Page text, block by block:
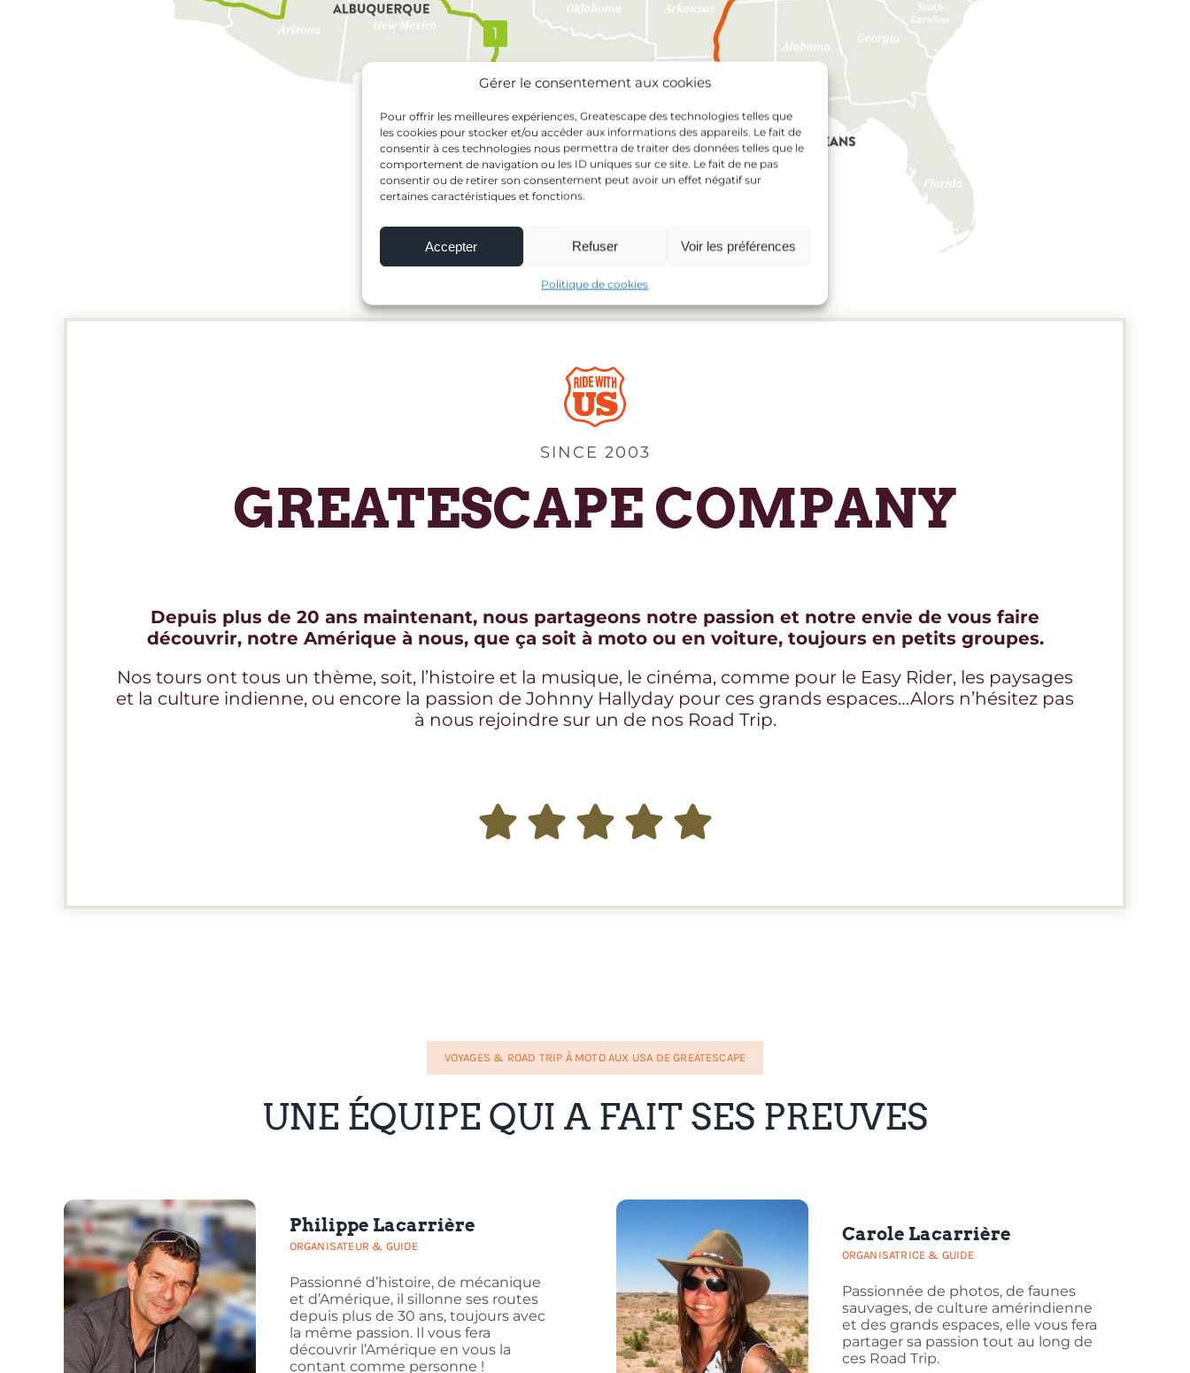
Gérer le consentement aux cookies
Pour offrir les meilleures expériences, Greatescape des technologies telles que
les cookies pour stocker et/ou accéder aux informations des appareils. Le fait de
consentir à ces technologies nous permettra de traiter des données telles que le
comportement de navigation ou les ID uniques sur ce site. Le fait de ne pas
consentir ou de retirer son consentement peut avoir un effet négatif sur
certaines caractéristiques et fonctions.
Accepter Refuser Voir les préférences
Politique de cookies
1
SINCE 2003
GREATESCAPE COMPANY
Depuis plus de 20 ans maintenant, nous partageons notre passion et notre envie de vous faire
découvrir, notre Amérique à nous, que ça soit à moto ou en voiture, toujours en petits groupes.
Nos tours ont tous un thème, soit, l’histoire et la musique, le cinéma, comme pour le Easy Rider, les paysages
et la culture indienne, ou encore la passion de Johnny Hallyday pour ces grands espaces…Alors n’hésitez pas
à nous rejoindre sur un de nos Road Trip.
VOYAGES & ROAD TRIP À MOTO AUX USA DE GREATESCAPE
UNE ÉQUIPE QUI A FAIT SES PREUVES
Philippe Lacarrière
ORGANISATEUR & GUIDE
Passionné d’histoire, de mécanique
et d’Amérique, il sillonne ses routes
depuis plus de 30 ans, toujours avec
la même passion. Il vous fera
découvrir l’Amérique en vous la
contant comme personne !
Carole Lacarrière
ORGANISATRICE & GUIDE
Passionnée de photos, de faunes
sauvages, de culture amérindienne
et des grands espaces, elle vous fera
partager sa passion tout au long de
ces Road Trip.